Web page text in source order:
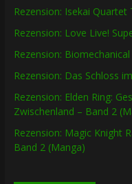
Rezension: Isekai
Rezension: Love Live!
Rezension:
Rezension: Das Schloss
Rezension: Elden Ring:
Zwischenland – Band 2
Rezension: Magic Knight
Band 2 (Manga)